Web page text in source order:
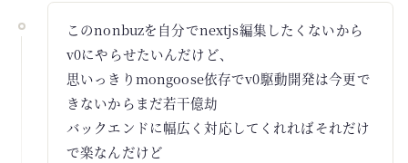
このnonbuzを自分でnextjs編集したくないから
v0にやらせたいんだけど、
思いっきりmongoose依存でv0駆動開発は今更で
きないからまだ若干億劫
バックエンドに幅広く対応してくれればそれだけ
で楽なんだけど